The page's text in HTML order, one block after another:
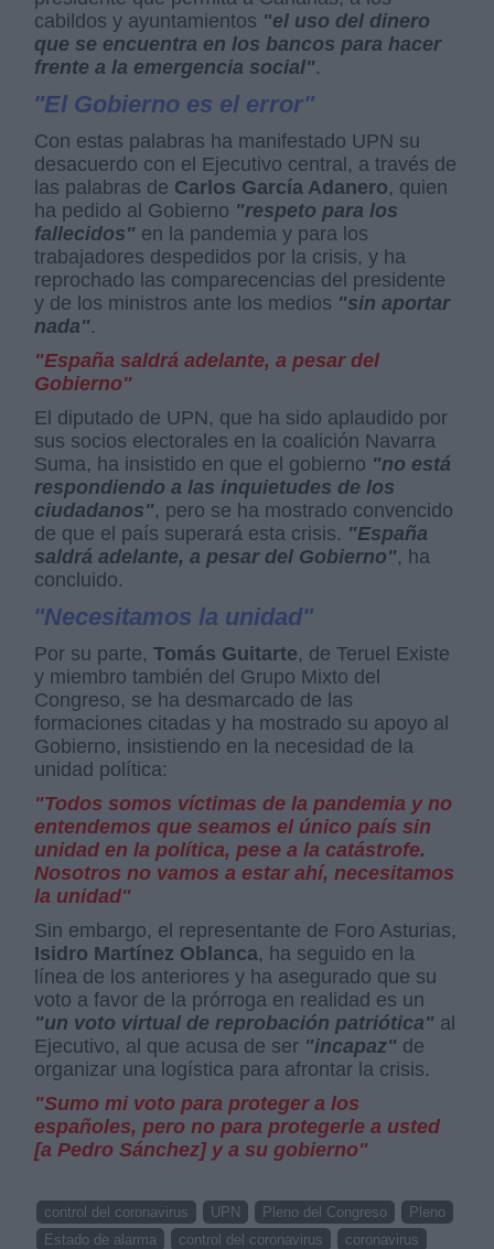
cabildos y ayuntamientos "el uso del dinero
que se encuentra en los bancos para hacer
frente a la emergencia social".
"El Gobierno es el error"
Con estas palabras ha manifestado UPN su
desacuerdo con el Ejecutivo central, a través de
las palabras de Carlos García Adanero, quien
ha pedido al Gobierno "respeto para los
fallecidos" en la pandemia y para los
trabajadores despedidos por la crisis, y ha
reprochado las comparecencias del presidente
y de los ministros ante los medios "sin aportar
nada".
"España saldrá adelante, a pesar del
Gobierno"
El diputado de UPN, que ha sido aplaudido por
sus socios electorales en la coalición Navarra
Suma, ha insistido en que el gobierno "no está
respondiendo a las inquietudes de los
ciudadanos", pero se ha mostrado convencido
de que el país superará esta crisis. "España
saldrá adelante, a pesar del Gobierno", ha
concluido.
"Necesitamos la unidad"
Por su parte,Tomás Guitarte, de Teruel Existe
y miembro también del Grupo Mixto del
Congreso, se ha desmarcado de las
formaciones citadas y ha mostrado su apoyo al
Gobierno, insistiendo en la necesidad de la
unidad política:
"Todos somos víctimas de la pandemia y no
entendemos que seamos el único país sin
unidad en la política, pese a la catástrofe.
Nosotros no vamos a estar ahí, necesitamos
la unidad"
Sin embargo, el representante de Foro Asturias,
Isidro Martínez Oblanca, ha seguido en la
línea de los anteriores y ha asegurado que su
voto a favor de la prórroga en realidad es un
"un voto virtual de reprobación patriótica" al
Ejecutivo, al que acusa de ser "incapaz" de
organizar una logística para afrontar la crisis.
"Sumo mi voto para proteger a los
españoles, pero no para protegerle a usted
[a Pedro Sánchez] y a su gobierno"
control del coronavirus UPN Pleno del Congreso
Pleno
Estado de alarma
control del coronavirus
coronavirus